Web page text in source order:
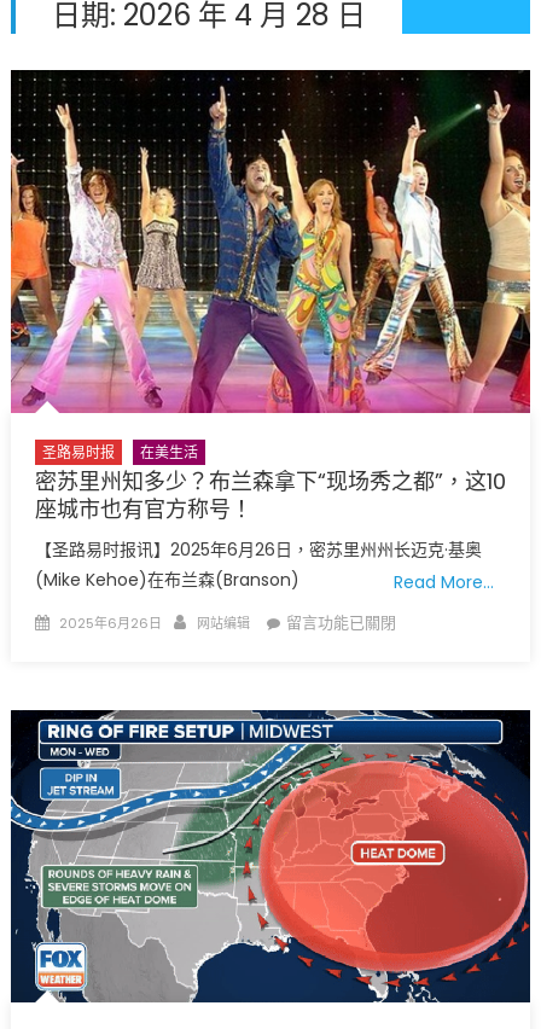
趣 + 水上竞速魅力
执掌密苏里植物园近四十年 致力推动全球植物多样性研究与中美
合作 Peter Raven 博士逝世 享年89岁
一晃三十年，初夏又相逢。中华日，等你来赴约 —— 密苏里植物
园“中华日三十周年特别报道（五）
筝声与琴韵交汇：刘励(Li Statler)与钢琴家Darek演绎一场古筝
与钢琴的精彩对话
日期: 2026 年 4 月 28 日
圣路易时报 在美生活
密苏里州知多少？布兰森拿下“现场秀之都”，这10
座城市也有官方称号！
【圣路易时报讯】2025年6月26日，密苏里州州长迈克·基奥
(Mike Kehoe)在布兰森(Branson)
Read More…
Posted
2025年6月26日 Author
网站编辑
在
州
知
多
少？
布
兰
森
拿
下
场
留言功能已關閉